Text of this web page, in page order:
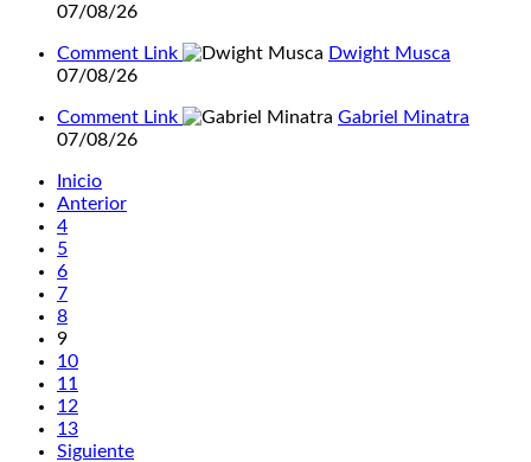
07/08/26
Comment Link
Dwight Musca
07/08/26
Comment Link
Gabriel Minatra
07/08/26
Inicio
Anterior
4
5
6
7
8
9
10
11
12
13
Siguiente